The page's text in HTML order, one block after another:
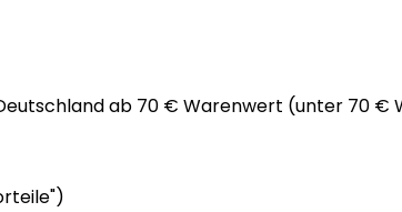
ab 70 € Warenwert (unter 70 €